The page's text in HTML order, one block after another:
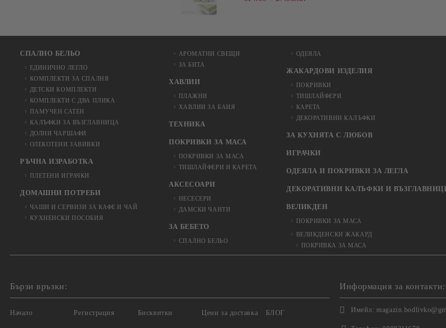
СПАЛНО БЕЛЬО
ЕДИНИЧНО ЛЕГЛО
КОМПЛЕКТИ ЗА СПАЛНЯ
ДЕТСКИ КОМПЛЕКТИ
КОМПЛЕКТИ С ДВА ПЛИКА
ПАМУЧЕН САТЕН
КАЛЪФКИ ЗА ВЪЗГЛАВНИЦА
ДОЛНИ ЧАРШАФИ
ОЛЕКОТЕНИ ЗАВИВКИ
РЪЧНА ИЗРАБОТКА
ПЛЕТЕНИ ИГРАЧКИ
ДОМАШНИ ПОТРЕБИ
ЧАШИ И СЕРВИЗИ ЗА КАФЕ И ЧАЙ
КУХНЕНСКИ ПОСОБИЯ
АРОМАТНИ СВЕЩИ
ЗА БИТА
ХАВЛИИ
ПЛАЖНИ
ХАВЛИИ ЗА БАНЯ
ТЕХНИКА
ПОКРИВКИ ЗА МАСА
ПОКРИВКИ ЗА МАСА
ТИШЛАЙФЕРИ И КАРЕТА
АКСЕСОАРИ
НЕСЕСЕРИ
ДАМСКИ ЧАНТИ
ЗА БЕБЕТО
СПАЛНО БЕЛЬО
ОДЕЯЛА
ЖАКАРДОВИ ИЗДЕЛИЯ
ПОКРИВКИ
ТИШЛАЙФЕРИ
КАРЕТА
ДЕКОРАТИВНИ КАЛЪФКИ
ЗА КУХНЯТА С ЛЮБОВ
ИГРАЧКИ
ОДЕЯЛА И ПОКРИВКИ ЗА ЛЕГЛА
ДЕКОРАТИВНИ КАЛЪФКИ И
ВЕЛИКДЕН
ПОКРИВКИ ЗА МАСА
ВЕЛИКДЕНСКИ ЖАКАРД
ПОКРИВКА ЗА МАСА
Бързи връзки:
Начало Регистрация Бисквитки Цени за доставка БЛОГ
Информация за контакти:
Имейл: